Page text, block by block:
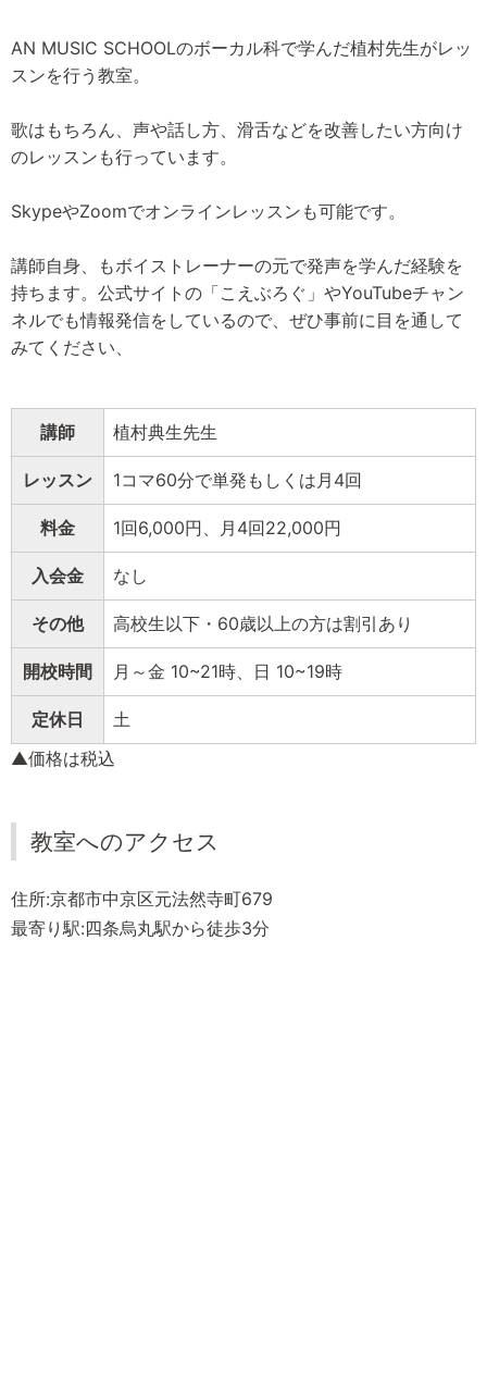
AN MUSIC SCHOOLのボーカル科で学んだ植村先生がレッ
スンを行う教室。
歌はもちろん、声や話し方、滑舌などを改善したい方向け
のレッスンも行っています。
SkypeやZoomでオンラインレッスンも可能です。
講師自身、もボイストレーナーの元で発声を学んだ経験を
持ちます。公式サイトの「こえぶろぐ」やYouTubeチャン
ネルでも情報発信をしているので、ぜひ事前に目を通して
みてください、
講師 植村典生先生
レッスン 1コマ60分で単発もしくは月4回
料金 1回6,000円、月4回22,000円
入会金 なし
その他 高校生以下・60歳以上の方は割引あり
開校時間 月～金 10~21時、日 10~19時
定休日
土
▲価格は税込
教室へのアクセス
住所:京都市中京区元法然寺町679
最寄り駅:四条烏丸駅から徒歩3分